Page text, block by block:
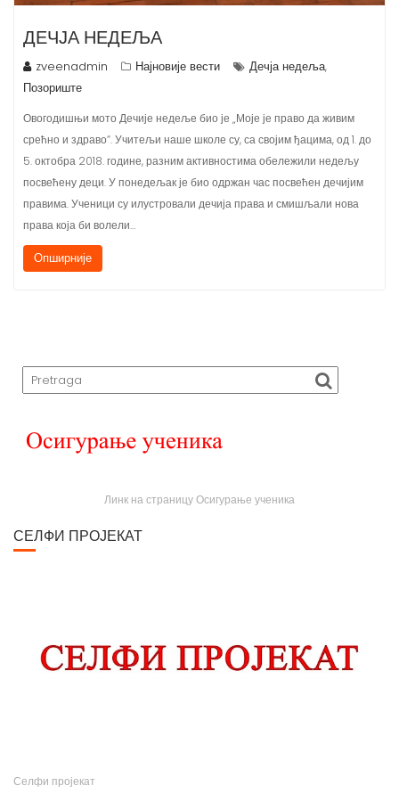
ДЕЧЈА НЕДЕЉА
zveenadmin Најновије вести Дечја недеља,
Позориште
Овогодишњи мото Дечије недеље био је „Моје је право да живим
срећно и здраво“. Учитељи наше школе су, са својим ђацима, од 1. до
5. октобра 2018. године, разним активностима обележили недељу
посвећену деци. У понедељак је био одржан час посвећен дечијим
правима. Ученици су илустровали дечија права и смишљали нова
права која би волели…
Опширније
Линк на страницу Осигурање ученика
СЕЛФИ ПРОЈЕКАТ
Селфи пројекат